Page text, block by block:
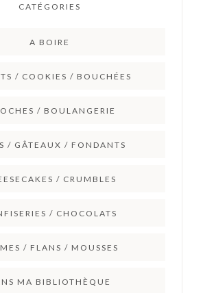
CATÉGORIES
A BOIRE
/ COOKIES / BOUCHÉES
/ BOULANGERIE
/ GÂTEAUX / FONDANTS
/ CRUMBLES
/ CHOCOLATS
/ FLANS / MOUSSES
MA BIBLIOTHÈQUE